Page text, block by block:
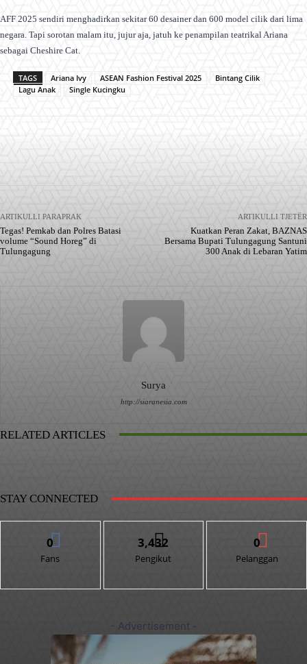
AFF 2025 sendiri menghadirkan sekitar 60 desainer dan 600 model cilik dari lima
negara. Tapi sorotan malam itu, jujur aja, jatuh ke penampilan teatrikal Ariana
sebagai Cheshire Cat.
TAGS Ariana Ivy ASEAN Fashion Festival 2025
Bintang Cilik
Lagu Anak
Single Kucingku
ARTIKULLI PARAPRAK
Tegas! Pemkab dan Polres Batasi
volume “Sound Horeg” di
Tulungagung
ARTIKULLI TJETËR
Kuatkan Peran Zakat, BAZNAS
Bersama Bupati Tulungagung Santuni
300 Anak di Lebaran Yatim
Surya
http://siaranesia.com
RELATED ARTICLES
STAY CONNECTED
0
Fans
3,432
Pengikut
0
Pelanggan
- Advertisement -